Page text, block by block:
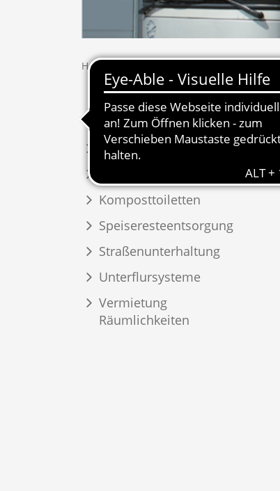
Home
Busbetrieb(current)
Gemeinschaftsverpflegung
Komposttoiletten
Speiseresteentsorgung
Straßenunterhaltung
Unterflursysteme
Vermietung
Räumlichkeiten